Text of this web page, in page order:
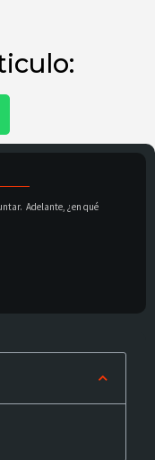
Adelante, ¿en qué